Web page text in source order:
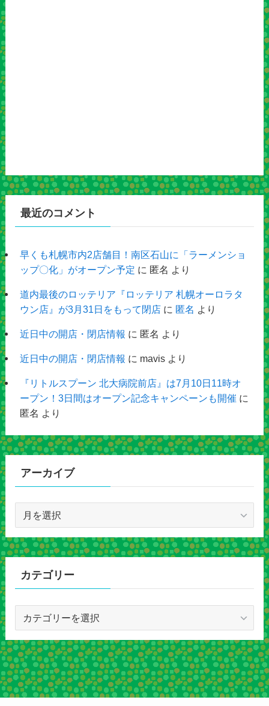
最近のコメント
早くも札幌市内2店舗目！南区石山に「ラーメンショ
ップ〇化」がオープン予定 に 匿名 より
道内最後のロッテリア『ロッテリア 札幌オーロラタ
ウン店』が3月31日をもって閉店に 匿名 より
近日中の開店・閉店情報 に 匿名 より
近日中の開店・閉店情報 に mavisより
『リトルスプーン 北大病院前店』は7月10日11時オ
ープン！3日間はオープン記念キャンペーンも開催 に
匿名 より
アーカイブ
カ
イ
カテゴリー
ゴ
リ
ー